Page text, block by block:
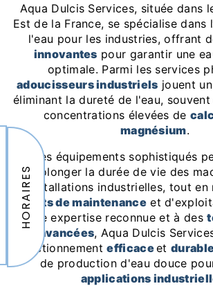
Aqua Dulcis Services, située dans
Est de la France, se spécialise
l'eau pour les industries, offrant
innovantes pour garantir une
optimale. Parmi les services
adoucisseurs industriels jouent
éliminant la dureté de l'eau,
concentrations élevées de
magnésium.
Ces équipements sophistiqués
prolonger la durée de vie des
installations industrielles, tout en
coûts de maintenanceet
une expertise reconnue et à des
avancées, Aqua Dulcis
fonctionnementefficaceet
de production d'eau douce
applications
HORAIRES